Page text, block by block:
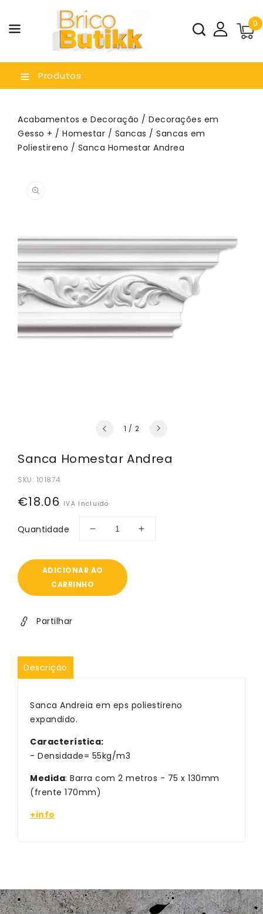
0
Produtos
Acabamentos e Decoração / Decorações em
Gesso + / Homestar / Sancas / Sancas em
Poliestireno / Sanca Homestar Andrea
1 / de
2
Sanca Homestar Andrea
SKU: 101874
Preço
€18.06 IVA Incluido
Quantidade
Diminuir
quantidade
de
Sanca
Homestar
Aumentar
ADICIONAR AO
CARRINHO
Partilhar
Descrição
Sanca Andreia em eps poliestireno
expandido.
Característica:
- Densidade= 55kg/m3
Medida: Barra com 2 metros - 75 x 130mm
(frente 170mm)
+info